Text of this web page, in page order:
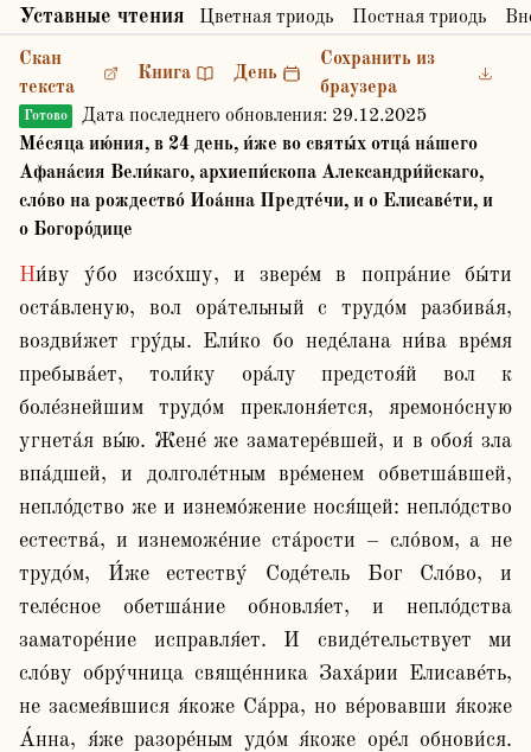
Уставные чтения Цветная триодь Постная триодь
Скан
текста
Книга День
Сохранить из
браузера
Готово Дата последнего обновления: 29.12.2025
Ме́сяца ию́ния, в 24 день, и́же во святы́х отца́ на́шего
Афана́сия Вели́каго, архиепи́скопа Александри́йскаго,
сло́во на рождество́ Иоа́нна Предте́чи, и о Елисаве́ти, и
о Богоро́дице
Ни́ву у́бо изсо́хшу, и звере́м в попра́ние бы́ти
оста́вленую, вол ора́тельный с трудо́м разбива́я,
воздви́жет гру́ды. Ели́ко бо неде́лана ни́ва вре́мя
пребыва́ет, толи́ку ора́лу предстоя́й вол к
боле́знейшим трудо́м преклоня́ется, яремоно́сную
угнета́я вы́ю. Жене́ же заматере́вшей, и в обоя́ зла
впа́дшей, и долголе́тным вре́менем обветша́вшей,
непло́дство же и изнемо́жение нося́щей: непло́дство
естества́, и изнеможе́ние ста́рости – сло́вом, а не
трудо́м, И́же естеству́ Соде́тель Бог Сло́во, и
теле́сное обетша́ние обновля́ет, и непло́дства
заматоре́ние исправля́ет. И свиде́тельствует ми
сло́ву обру́чница свяще́нника Заха́рии Елисаве́ть,
не засмея́вшися я́коже Са́рра, но ве́ровавши я́коже
А́нна, я́же разоре́ным удо́м я́коже оре́л обнови́ся.